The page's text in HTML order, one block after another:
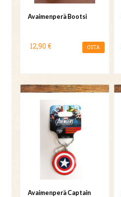
Avaimenperä Bootsi
12,90 € OSTA
Avaimenperä Captain